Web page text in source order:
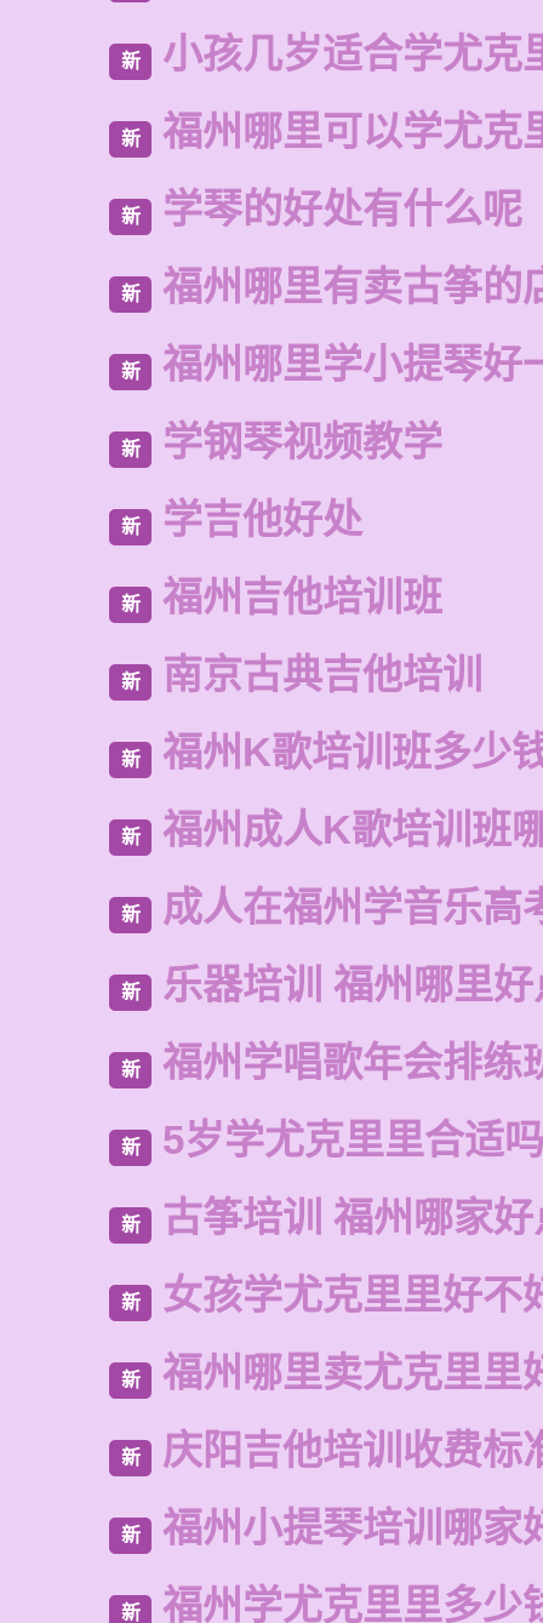
新 小孩几岁适合学尤克
新 福州哪里可以学尤克
新 学琴的好处有什么呢
新 福州哪里有卖古筝的
新 福州哪里学小提琴好
新 学钢琴视频教学
新 学吉他好处
新 福州吉他培训班
新 南京古典吉他培训
新 福州K歌培训班多少
新 福州成人K歌培训班
新 成人在福州学音乐高
新 乐器培训 福州哪里
新 福州学唱歌年会排练
新 5岁学尤克里里合适吗
新 古筝培训 福州哪家好
新 女孩学尤克里里好不
新 福州哪里卖尤克里里
新 庆阳吉他培训收费标
新 福州小提琴培训哪家
新 福州学尤克里里多少